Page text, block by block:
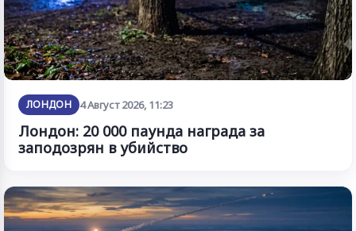
ЛОНДОН 4 Август 2026, 11:23
Лондон: 20 000 паунда награда за
заподозрян в убийство